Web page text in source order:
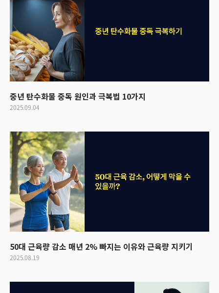
중년 탄수화물 중독 원인과 극복법 10가지
2025.09.04
50대 근육량 감소 매년 2% 빠지는 이유와 근육량 지키기
2025.08.19